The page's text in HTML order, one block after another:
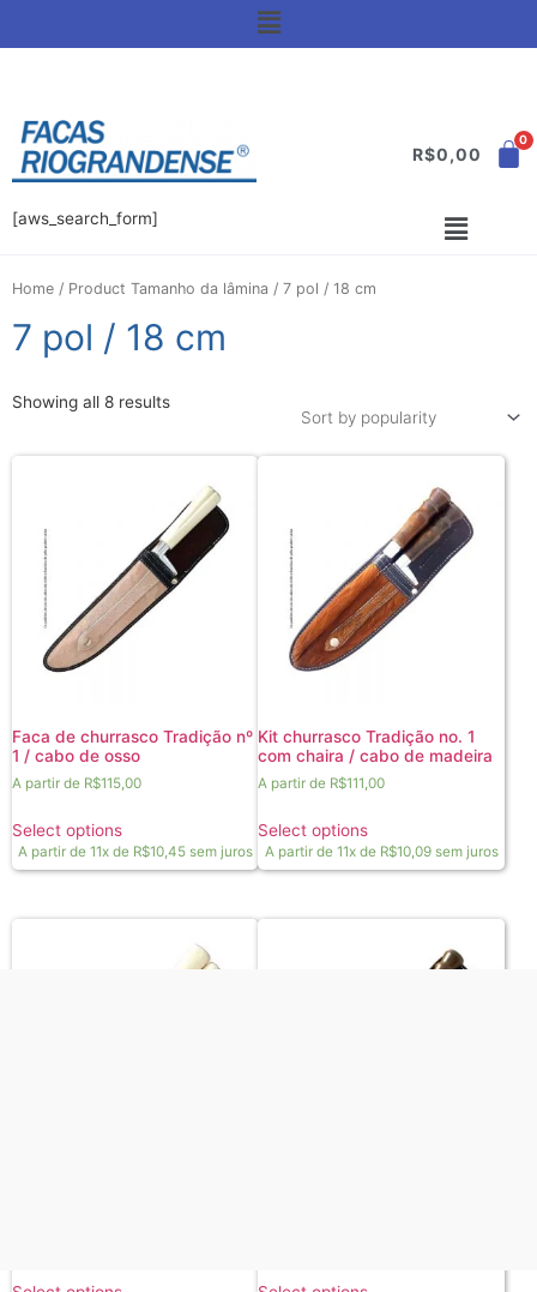
R$0,00
[aws_search_form]
Home / Product Tamanho da lâmina / 7 pol / 18 cm
7 pol / 18 cm
Showing all 8 results
Faca de churrasco Tradição nº
1 / cabo de osso
A partir de R$115,00
Select options
A partir de 11x de R$10,45 sem juros
Kit churrasco Tradição no. 1
com chaira / cabo de madeira
A partir de R$111,00
Select options
A partir de 11x de R$10,09 sem juros